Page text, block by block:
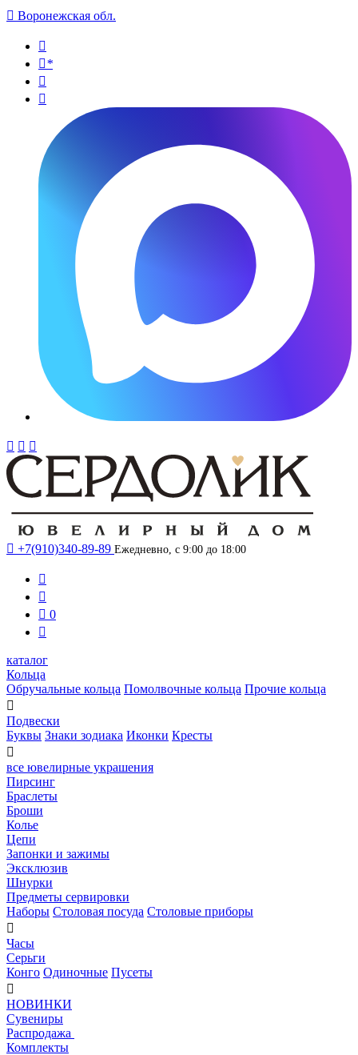
 Воронежская обл.

*


  
 +7(910)340-89-89 Ежедневно, с 9:00 до 18:00


 0

каталог
Кольца
Обручальные кольца Помолвочные кольца Прочие кольца

Подвески
Буквы Знаки зодиака Иконки Кресты

все ювелирные украшения
Пирсинг
Браслеты
Броши
Колье
Цепи
Запонки и зажимы
Эксклюзив
Шнурки
Предметы сервировки
Наборы Столовая посуда Столовые приборы

Часы
Серьги
Конго Одиночные Пусеты

НОВИНКИ
Сувениры
Распродажа
Комплекты